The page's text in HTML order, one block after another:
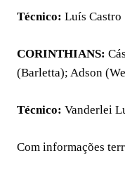
Técnico: Luís Castro
CORINTHIANS:
(Barletta); Adson
Técnico: Vanderlei
Com informações